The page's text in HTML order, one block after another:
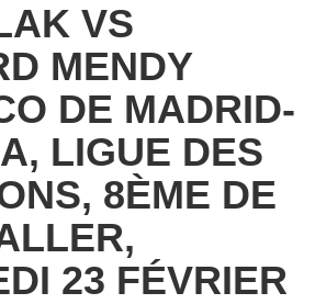
VS
MENDY
DE MADRID-
LIGUE DES
8ÈME DE
23 FÉVRIER